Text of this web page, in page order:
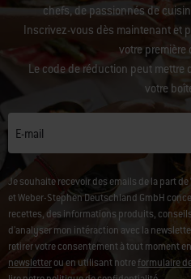
chefs, de passionnés de
Inscrivez-vous dès maintenant et
votre première
Le code de réduction peut mettre
votre
E-mail
Je souhaite recevoir des emails de la part
et Weber-Stephen Deutschland GmbH
recettes, des informations produits,
d'analyser mon intéraction avec la
retirer votre consentement à tout moment
newsletterou en utilisant notreformulaire